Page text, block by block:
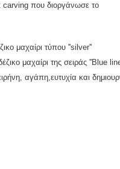
carving που διοργάνωσε το
μαχαίρι τύπου ''silver''
μαχαίρι της σειράς ''Blue
αγάπη,ευτυχία και